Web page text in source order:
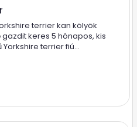
terrier kan kölyök
gazdit keres 5 hónapos, kis
terrier fiú...